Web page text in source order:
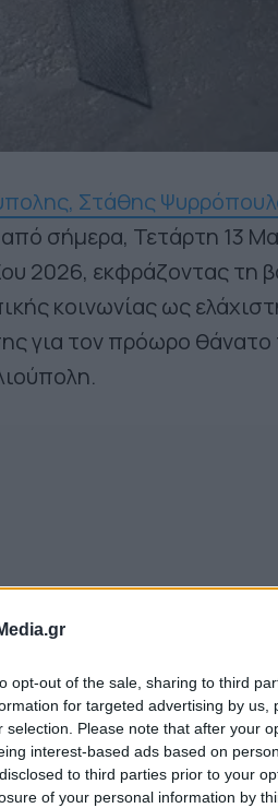
opt-out of the sale, sharing to third
for targeted advertising by
selection. Please note that after your
interest-based ads based on
to third parties prior to your
of your personal information by
Στάθης
σήμερα, Τετάρτη 13
2026, εκφράζοντας τη
κοινωνίας ως
για τον πρόωρο θάνατο
τοπικού πένθους:
καταστήματα και